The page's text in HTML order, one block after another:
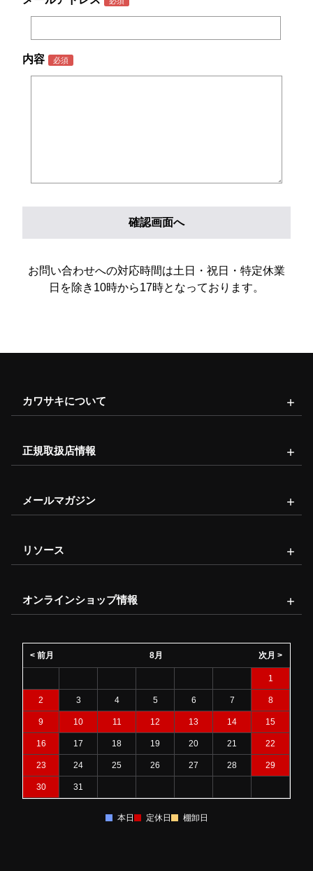
内容
お問い合わせへの対応時間は土日・祝日・特定休業
日を除き10時から17時となっております。
カワサキについて
正規取扱店情報
メールマガジン
リソース
オンラインショップ情報
8月
< 前月 次月 >
1
2 3 4 5 6 7 8
9 10 11 12 13 14 15
16 17 18 19 20 21 22
23 24 25 26 27 28 29
30 31
本日 定休日 棚卸日